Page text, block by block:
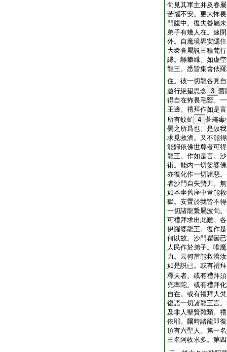
旬見其軍主并及眷
苦惱不安。更大怖
門腹中。復失眷屬
弟子有幾人在。速
外。自魔境界安隱
大衆眷屬説三種梵
縁。離攀縁。如虚
龍王。悉皆集會佉
住。彼一切龍各見
遊行絶望思念 3 舊
得自在怖畏毛竪。
王邊。禮拜作如是
所有蚊虻 4 蒼蠅毒
曇之所爲也。是故
求覓救濟。又不能
能歸依佛世尊者可
龍王。作如是言。
術。能内一切娑婆
亦復化作一切諸惡
者沙門自失勢力。
如本坐舊座中豈能
獄。安置於我皆不
一切諸龍繋屬波旬
可禮拜求出此難。
伊羅婆龍王。復作
何以故。沙門瞿曇
人民作於弟子。唯
力。云何當能救濟
如是説已。或有禮
釋天者。或有禮拜
兜率陀。或有禮拜
自在。或有禮拜大
復語一切諸龍王言
及非人聖賢雜類。
依耶。爾時諸龍即
頂有六聖人。第一
三名阿收求多。第